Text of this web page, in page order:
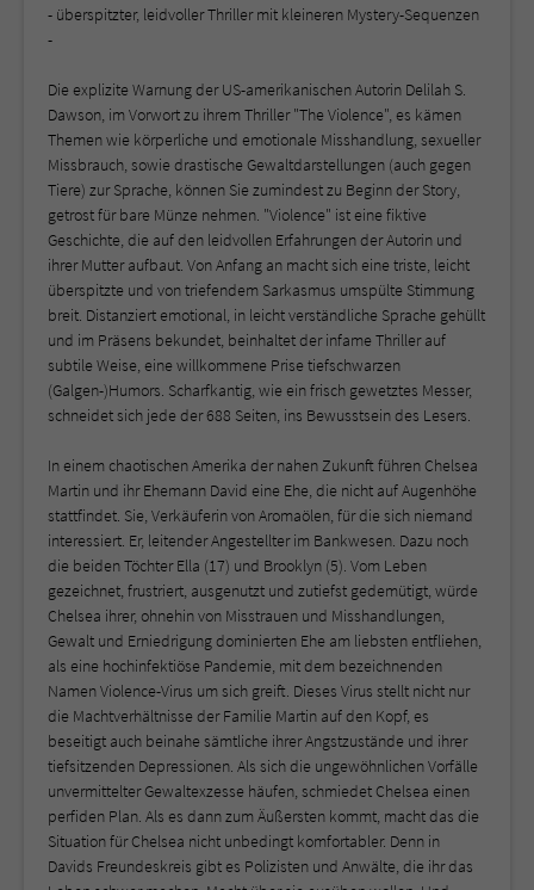
- überspitzter, leidvoller Thriller mit kleineren Mystery-Sequenzen
-
Die explizite Warnung der US-amerikanischen Autorin Delilah S.
Dawson, im Vorwort zu ihrem Thriller "The Violence", es kämen
Themen wie körperliche und emotionale Misshandlung, sexueller
Missbrauch, sowie drastische Gewaltdarstellungen (auch gegen
Tiere) zur Sprache, können Sie zumindest zu Beginn der Story,
getrost für bare Münze nehmen. "Violence" ist eine fiktive
Geschichte, die auf den leidvollen Erfahrungen der Autorin und
ihrer Mutter aufbaut. Von Anfang an macht sich eine triste, leicht
überspitzte und von triefendem Sarkasmus umspülte Stimmung
breit. Distanziert emotional, in leicht verständliche Sprache gehüllt
und im Präsens bekundet, beinhaltet der infame Thriller auf
subtile Weise, eine willkommene Prise tiefschwarzen
(Galgen-)Humors. Scharfkantig, wie ein frisch gewetztes Messer,
schneidet sich jede der 688 Seiten, ins Bewusstsein des Lesers.
In einem chaotischen Amerika der nahen Zukunft führen Chelsea
Martin und ihr Ehemann David eine Ehe, die nicht auf Augenhöhe
stattfindet. Sie, Verkäuferin von Aromaölen, für die sich niemand
interessiert. Er, leitender Angestellter im Bankwesen. Dazu noch
die beiden Töchter Ella (17) und Brooklyn (5). Vom Leben
gezeichnet, frustriert, ausgenutzt und zutiefst gedemütigt, würde
Chelsea ihrer, ohnehin von Misstrauen und Misshandlungen,
Gewalt und Erniedrigung dominierten Ehe am liebsten entfliehen,
als eine hochinfektiöse Pandemie, mit dem bezeichnenden
Namen Violence-Virus um sich greift. Dieses Virus stellt nicht nur
die Machtverhältnisse der Familie Martin auf den Kopf, es
beseitigt auch beinahe sämtliche ihrer Angstzustände und ihrer
tiefsitzenden Depressionen. Als sich die ungewöhnlichen Vorfälle
unvermittelter Gewaltexzesse häufen, schmiedet Chelsea einen
perfiden Plan. Als es dann zum Äußersten kommt, macht das die
Situation für Chelsea nicht unbedingt komfortabler. Denn in
Davids Freundeskreis gibt es Polizisten und Anwälte, die ihr das